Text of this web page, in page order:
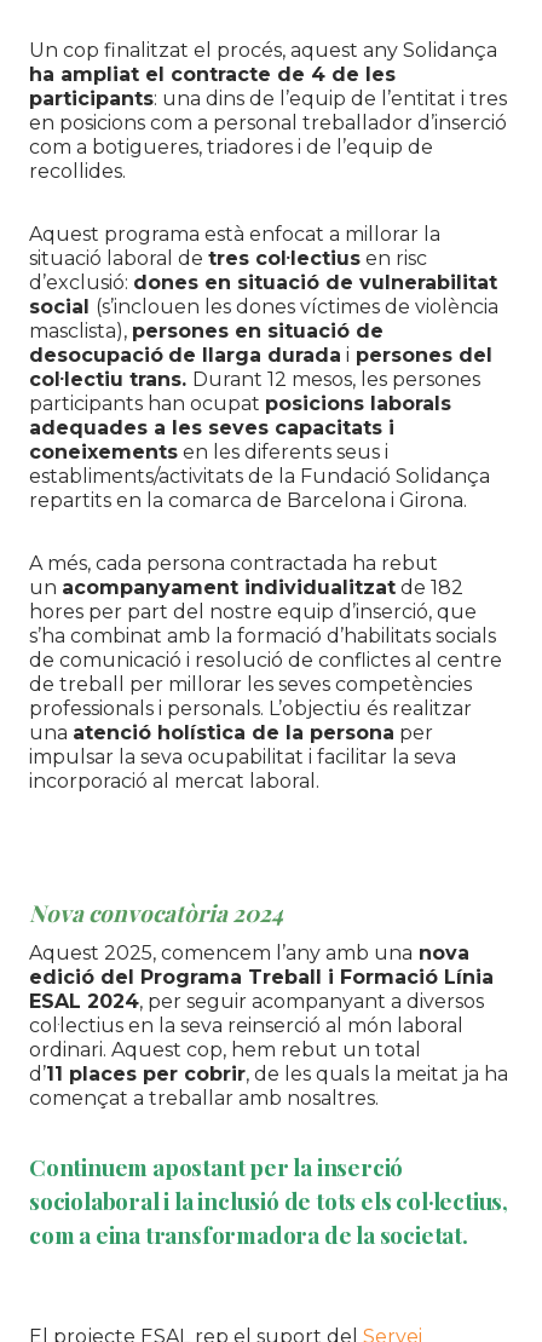
Un cop finalitzat el procés, aquest any Solidança
ha ampliat el contracte de 4 de les
participants: una dins de l’equip de l’entitat i tres
en posicions com a personal treballador d’inserció
com a botigueres, triadores i de l’equip de
recollides.
Aquest programa està enfocat a millorar la
situació laboral de tres col·lectius en risc
d’exclusió: dones en situació de vulnerabilitat
social (s’inclouen les dones víctimes de violència
masclista), persones en situació de
desocupació de llarga durada i persones del
col·lectiu trans. Durant 12 mesos, les persones
participants han ocupat posicions laborals
adequades a les seves capacitats i
coneixements en les diferents seus i
establiments/activitats de la Fundació Solidança
repartits en la comarca de Barcelona i Girona.
A més, cada persona contractada ha rebut
un acompanyament individualitzat de 182
hores per part del nostre equip d’inserció, que
s’ha combinat amb la formació d’habilitats socials
de comunicació i resolució de conflictes al centre
de treball per millorar les seves competències
professionals i personals. L’objectiu és realitzar
una atenció holística de la persona per
impulsar la seva ocupabilitat i facilitar la seva
incorporació al mercat laboral.
Nova convocatòria 2024
Aquest 2025, comencem l’any amb una nova
edició del Programa Treball i Formació Línia
ESAL 2024, per seguir acompanyant a diversos
col·lectius en la seva reinserció al món laboral
ordinari. Aquest cop, hem rebut un total
d’11 places per cobrir, de les quals la meitat ja ha
començat a treballar amb nosaltres.
Continuem apostant per la inserció
sociolaboral i la inclusió de tots els col·lectius,
com a eina transformadora de la societat.
El projecte ESAL rep el suport del Servei